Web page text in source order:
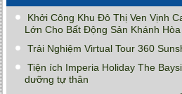
Khởi Công Khu Đô Thị Ven Vịnh
Lớn Cho Bất Động Sản Khánh Hòa
Trải Nghiệm Virtual Tour 360
Tiện ích Imperia Holiday The
dưỡng tự thân